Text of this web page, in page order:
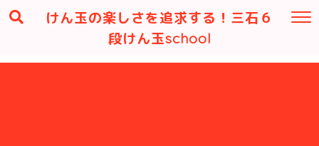
けん玉の楽しさを追求する！三石６
段けん玉school